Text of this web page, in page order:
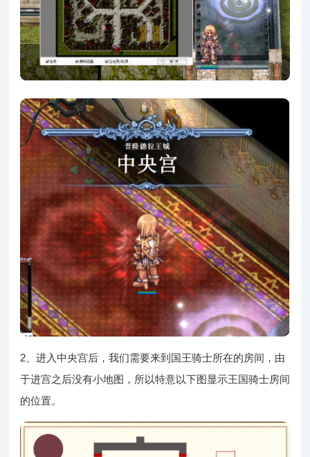
2、进入中央宫后，我们需要来到国王骑士所在的房间，由
于进宫之后没有小地图，所以特意以下图显示王国骑士房间
的位置。